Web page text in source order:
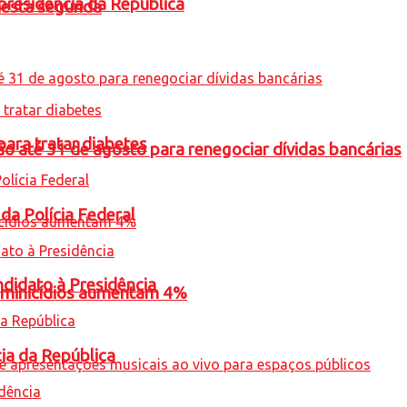
segunda
até 31 de agosto para renegociar dívidas bancárias
aumentam 4%
tratar diabetes
Polícia Federal
à Presidência
da República